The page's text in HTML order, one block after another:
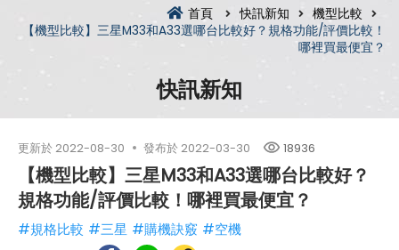
首頁 快訊新知
機型比較
【機型比較】三星M33和A33選哪台比較好？規格功能/評價比較！
哪裡買最便宜？
快訊新知
更新於 2022-08-30 發布於 2022-03-30 18936
【機型比較】三星M33和A33選哪台比較好？
規格功能/評價比較！哪裡買最便宜？
#規格比較 #三星 #購機訣竅 #空機